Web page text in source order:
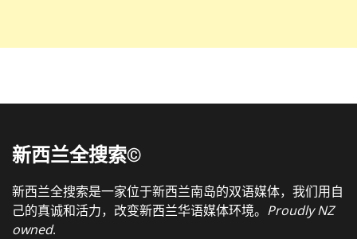
新西兰全搜索©
新西兰全搜索是一家位于新西兰南岛的双语媒体，我们用自
己的真诚和活力，改变新西兰华语媒体环境。 Proudly NZ
owned.